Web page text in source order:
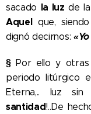
sacado la luz de la
Aquel que,
dignó decirnos:
§Por ello y otras
periodo litúrgico
Eterna,.. luz
santidad!..De